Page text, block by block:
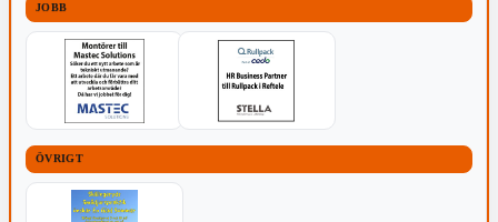
JOBB
ÖVRIGT